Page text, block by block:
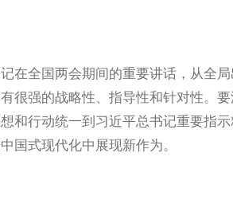
全国两会期间的重要讲话，从全局
很强的战略性、指导性和针对性。
和行动统一到习近平总书记重要指
国式现代化中展现新作为。